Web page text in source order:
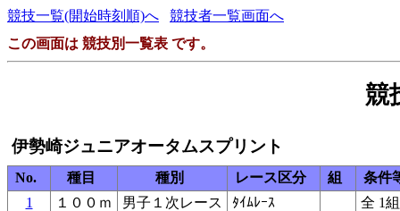
競技一覧(開始時刻順)へ
競技者一覧画面へ
この画面は 競技別一覧表 です。
競
伊勢崎ジュニアオータムスプリント
No. 種目 種別 レース区分 組
条件
1
１００ｍ 男子１次レース ﾀｲﾑﾚｰｽ
全 1組